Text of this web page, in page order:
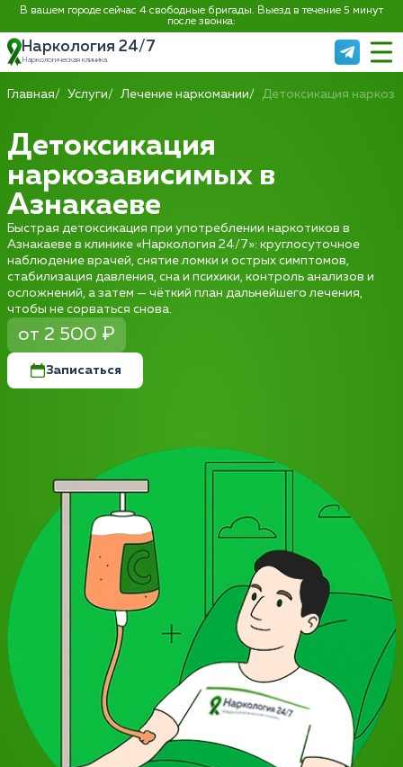
В вашем городе сейчас 4 свободные бригады. Выезд в течение 5 минут
после звонка:
Наркология 24/7
Наркологическая клиника
Главная Услуги Лечение наркомании Детоксикация
Детоксикация
наркозависимых в
Азнакаеве
Быстрая детоксикация при употреблении наркотиков в
Азнакаеве в клинике «Наркология 24/7»: круглосуточное
наблюдение врачей, снятие ломки и острых симптомов,
стабилизация давления, сна и психики, контроль анализов и
осложнений, а затем — чёткий план дальнейшего лечения,
чтобы не сорваться снова.
от 2 500 ₽
Записаться